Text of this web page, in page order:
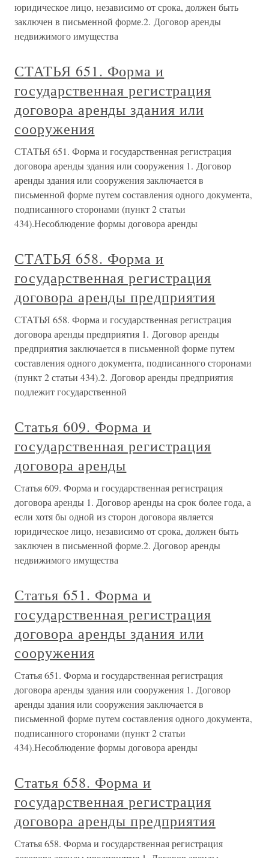
юридическое лицо, независимо от срока, должен быть
заключен в письменной форме.2. Договор аренды
недвижимого имущества
СТАТЬЯ 651. Форма и
государственная регистрация
договора аренды здания или
сооружения
СТАТЬЯ 651. Форма и государственная регистрация
договора аренды здания или сооружения 1. Договор
аренды здания или сооружения заключается в
письменной форме путем составления одного документа,
подписанного сторонами (пункт 2 статьи
434).Несоблюдение формы договора аренды
СТАТЬЯ 658. Форма и
государственная регистрация
договора аренды предприятия
СТАТЬЯ 658. Форма и государственная регистрация
договора аренды предприятия 1. Договор аренды
предприятия заключается в письменной форме путем
составления одного документа, подписанного сторонами
(пункт 2 статьи 434).2. Договор аренды предприятия
подлежит государственной
Статья 609. Форма и
государственная регистрация
договора аренды
Статья 609. Форма и государственная регистрация
договора аренды 1. Договор аренды на срок более года, а
если хотя бы одной из сторон договора является
юридическое лицо, независимо от срока, должен быть
заключен в письменной форме.2. Договор аренды
недвижимого имущества
Статья 651. Форма и
государственная регистрация
договора аренды здания или
сооружения
Статья 651. Форма и государственная регистрация
договора аренды здания или сооружения 1. Договор
аренды здания или сооружения заключается в
письменной форме путем составления одного документа,
подписанного сторонами (пункт 2 статьи
434).Несоблюдение формы договора аренды
Статья 658. Форма и
государственная регистрация
договора аренды предприятия
Статья 658. Форма и государственная регистрация